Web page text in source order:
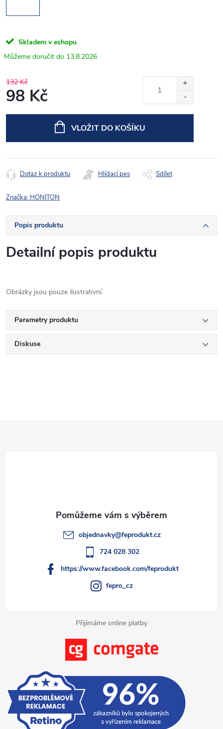
Skladem v eshopu
13.8.2026
132 Kč
98 Kč
VLOŽIT DO KOŠÍKU
Dotaz k produktu Hlídací pes Sdílet
Značka: HONITON
Popis produktu
Detailní popis produktu
Obrázky jsou pouze ilustrativní.
Parametry produktu
Diskuse
Přijímáme online platby
objednavky@feprodukt.cz
724 028 302
https://www.facebook.com/feprodukt
fepro_cz